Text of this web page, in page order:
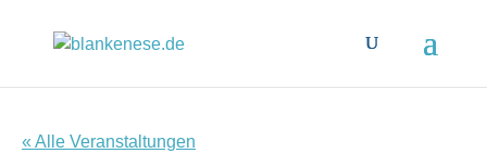
« Alle Veranstaltungen